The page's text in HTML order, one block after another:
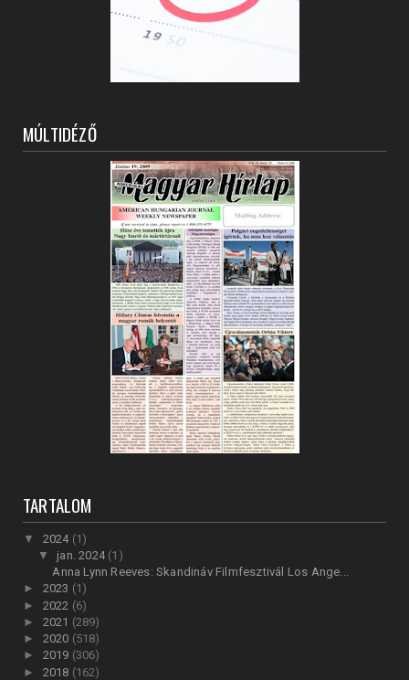
MÚLTIDÉZŐ
TARTALOM
▼ 2024 (1)
▼ jan. 2024 (1)
Anna Lynn Reeves: Skandináv Filmfesztivál Los Ange...
► 2023 (1)
► 2022 (6)
► 2021 (289)
► 2020 (518)
► 2019 (306)
► 2018 (162)